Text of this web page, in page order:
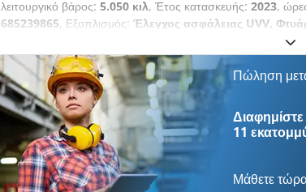
λειτουργικό βάρος: 5.050 κιλ, Έτος κατασκευής: 2023,
685239865, Εξοπλισμός: Έλεγχος ασφάλειας UVV,
, MECALAC-AHLMANN
0,85 m³ με κόφτη ή με δόντια Dcedpfxspiiwre Apmok
πτυσσόμενος Κάθισμα άνεσης Grammer Σύστημα
ανατροπής Υδραυλικοί σύνδεσμοι για 1ο πρόσθετο
υδραυλική διάταξη ταχείας αλλαγής συσκευή ταχείας
Αυτοσταθεροποιούμενη έννοια Καμπίνα Mecalac
υδροστατικό κιβώτιο ταχυτήτων ελεγχόμενο από την ισχύ
ολίσθησης 100% εμπρός και πίσω, με δυνατότητα
εξαρτημάτων ΚΙΝΗΤΗΡΑΣ Κινητήρας Deutz TD 2.9 L4
Πώληση
11
Μάθετε